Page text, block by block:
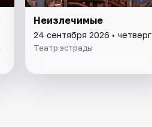
Неизлечимые
24 сентября 2026 • четверг
Театр эстрады